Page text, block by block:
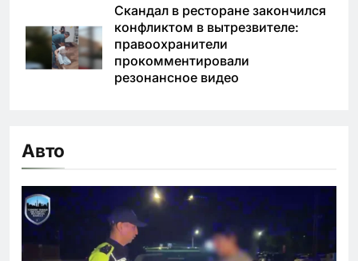
Скандал в ресторане закончился
конфликтом в вытрезвителе:
правоохранители
прокомментировали
резонансное видео
Авто